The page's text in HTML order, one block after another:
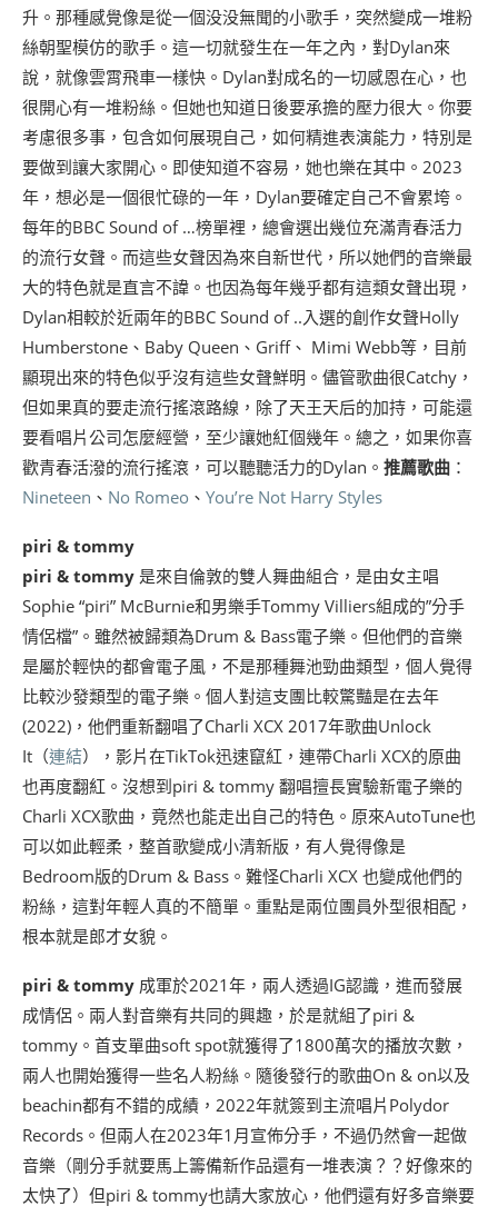
升。那種感覺像是從一個没没無聞的小歌手，突然變成一堆粉
絲朝聖模仿的歌手。這一切就發生在一年之內，對Dylan來
說，就像雲霄飛車一樣快。Dylan對成名的一切感恩在心，也
很開心有一堆粉絲。但她也知道日後要承擔的壓力很大。你要
考慮很多事，包含如何展現自己，如何精進表演能力，特別是
要做到讓大家開心。即使知道不容易，她也樂在其中。2023
年，想必是一個很忙碌的一年，Dylan要確定自己不會累垮。
每年的BBC Sound of …榜單裡，總會選出幾位充滿青春活力
的流行女聲。而這些女聲因為來自新世代，所以她們的音樂最
大的特色就是直言不諱。也因為每年幾乎都有這類女聲出現，
Dylan相較於近兩年的BBC Sound of ..入選的創作女聲Holly
Humberstone、Baby Queen、Griff、 Mimi Webb等，目前
顯現出來的特色似乎沒有這些女聲鮮明。儘管歌曲很Catchy，
但如果真的要走流行搖滾路線，除了天王天后的加持，可能還
要看唱片公司怎麼經營，至少讓她紅個幾年。總之，如果你喜
歡青春活潑的流行搖滾，可以聽聽活力的Dylan。 推薦歌曲 ：
Nineteen 、 No Romeo 、 You’re Not Harry Styles
piri & tommy
piri & tommy 是來自倫敦的雙人舞曲組合，是由女主唱
Sophie “piri” McBurnie和男樂手Tommy Villiers組成的”分手
情侶檔”。雖然被歸類為Drum & Bass電子樂。但他們的音樂
是屬於輕快的都會電子風，不是那種舞池勁曲類型，個人覺得
比較沙發類型的電子樂。個人對這支團比較驚豔是在去年
(2022)，他們重新翻唱了Charli XCX 2017年歌曲Unlock
It（連結），影片在TikTok迅速竄紅，連帶Charli XCX的原曲
也再度翻紅。沒想到piri & tommy 翻唱擅長實驗新電子樂的
Charli XCX歌曲，竟然也能走出自己的特色。原來AutoTune也
可以如此輕柔，整首歌變成小清新版，有人覺得像是
Bedroom版的Drum & Bass。難怪Charli XCX 也變成他們的
粉絲，這對年輕人真的不簡單。重點是兩位團員外型很相配，
根本就是郎才女貌。
piri & tommy 成軍於2021年，兩人透過IG認識，進而發展
成情侶。兩人對音樂有共同的興趣，於是就組了piri &
tommy。首支單曲soft spot就獲得了1800萬次的播放次數，
兩人也開始獲得一些名人粉絲。隨後發行的歌曲On & on以及
beachin都有不錯的成績，2022年就簽到主流唱片Polydor
Records。但兩人在2023年1月宣佈分手，不過仍然會一起做
音樂（剛分手就要馬上籌備新作品還有一堆表演？？好像來的
太快了）但piri & tommy也請大家放心，他們還有好多音樂要